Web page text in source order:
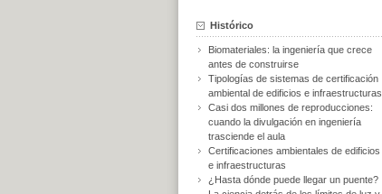
Histórico
Biomateriales: la ingeniería que crece
antes de construirse
Tipologías de sistemas de certificación
ambiental de edificios e infraestructuras
Casi dos millones de reproducciones:
cuando la divulgación en ingeniería
trasciende el aula
Certificaciones ambientales de edificios
e infraestructuras
¿Hasta dónde puede llegar un puente?